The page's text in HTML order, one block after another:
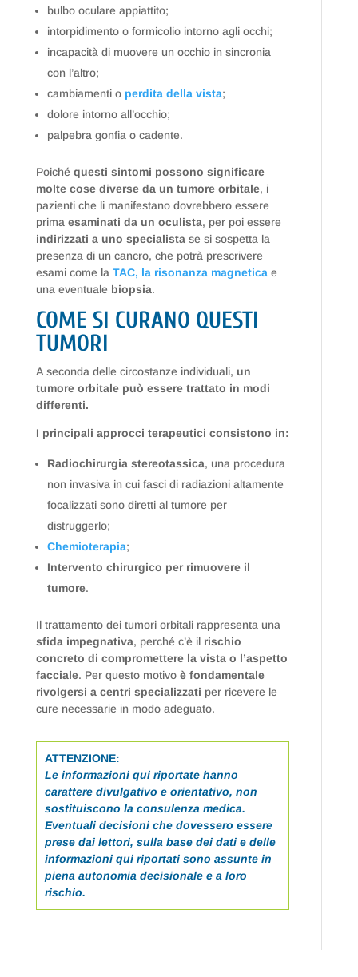
bulbo oculare appiattito;
intorpidimento o formicolio intorno agli occhi;
incapacità di muovere un occhio in sincronia
con l’altro;
cambiamenti o perdita della vista;
dolore intorno all’occhio;
palpebra gonfia o cadente.
Poiché questi sintomi possono significare
molte cose diverse da un tumore orbitale, i
pazienti che li manifestano dovrebbero essere
prima esaminati da un oculista, per poi essere
indirizzati a uno specialistase si sospetta la
presenza di un cancro, che potrà prescrivere
esami come la TAC, la risonanza magneticae
una eventuale biopsia.
COME SI CURANO QUESTI
TUMORI
A seconda delle circostanze individuali, un
tumore orbitale può essere trattato in modi
differenti.
I principali approcci terapeutici consistono in:
Radiochirurgia stereotassica, una procedura
non invasiva in cui fasci di radiazioni altamente
focalizzati sono diretti al tumore per
distruggerlo;
Chemioterapia;
Intervento chirurgico per rimuovere il
tumore.
Il trattamento dei tumori orbitali rappresenta una
sfida impegnativa, perché c’è il rischio
concreto di compromettere la vista o l’aspetto
facciale. Per questo motivoè fondamentale
rivolgersi a centri specializzati per ricevere le
cure necessarie in modo adeguato.
ATTENZIONE:
Le informazioni qui riportate hanno
carattere divulgativo e orientativo, non
sostituiscono la consulenza medica.
Eventuali decisioni che dovessero essere
prese dai lettori, sulla base dei dati e delle
informazioni qui riportati sono assunte in
piena autonomia decisionale e a loro
rischio.